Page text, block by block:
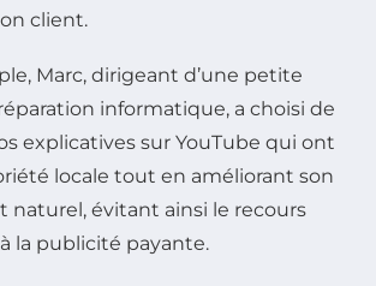
client.
Marc, dirigeant d’une petite
informatique, a choisi de
explicatives sur YouTube qui ont
locale tout en améliorant son
naturel, évitant ainsi le recours
la publicité payante.